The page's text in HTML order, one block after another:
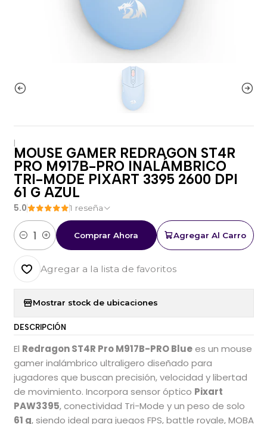
|
MOUSE GAMER REDRAGON ST4R
PRO M917B-PRO INALÁMBRICO
TRI-MODE PIXART 3395 2600 DPI
61 G AZUL
5.0 1 reseña
Cantidad
Agregar Al Carro
Comprar Ahora
Agregar a la lista de favoritos
Mostrar stock de ubicaciones
DESCRIPCIÓN
El Redragon ST4R Pro M917B-PRO Bluees un mouse
gamer inalámbrico ultraligero diseñado para
jugadores que buscan precisión, velocidad y libertad
de movimiento. Incorpora sensor óptico Pixart
PAW3395, conectividad Tri-Mode y un peso de solo
61 g, siendo ideal para juegos FPS, battle royale, MOBA